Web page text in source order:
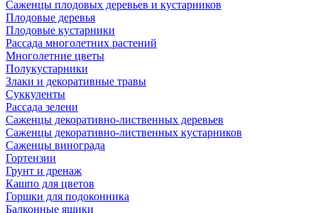
Саженцы плодовых деревьев и кустарников
Плодовые деревья
Плодовые кустарники
Рассада многолетних растений
Многолетние цветы
Полукустарники
Злаки и декоративные травы
Суккуленты
Рассада зелени
Саженцы декоративно-лиственных деревьев
Саженцы декоративно-лиственных кустарников
Саженцы винограда
Гортензии
Грунт и дренаж
Кашпо для цветов
Горшки для подоконника
Балконные ящики